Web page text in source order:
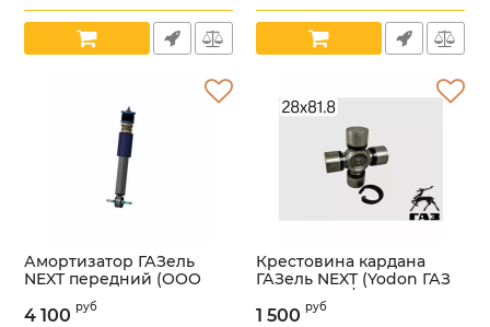
С41R92.3724030-30/
УТ000005733
2804243/
УТ000005623
Амортизатор ГАЗель
NEXT передний (ООО
"СААЗ Комплект" ГАЗ
Оригинал) /
4 100 руб
Крестовина кардана
ГАЗель NEXT (Yodon ГАЗ
Оригинал) /.2902-29081-
А/
1 500 руб